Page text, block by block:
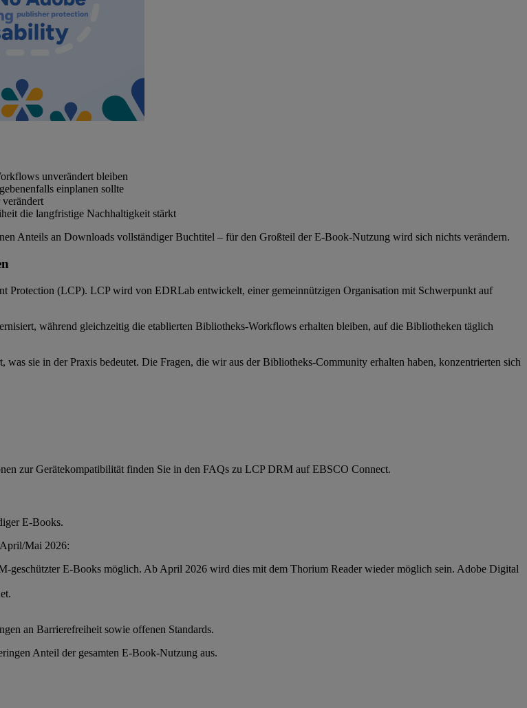
unverändert bleiben
einplanen sollte
die langfristige Nachhaltigkeit stärkt
Anteils an Downloads vollständiger Buchtitel – für den Großteil der E-Book-Nutzung wird sich nichts verändern.
(LCP). LCP wird von EDRLab entwickelt, einer gemeinnützigen Organisation mit Schwerpunkt auf
während gleichzeitig die etablierten Bibliotheks-Workflows erhalten bleiben, auf die Bibliotheken täglich
sie in der Praxis bedeutet. Die Fragen, die wir aus der Bibliotheks-Community erhalten haben, konzentrierten sich
zur Gerätekompatibilität finden Sie in den FAQs zu LCP DRM auf EBSCO Connect.
E-Books.
Mai 2026:
E-Books möglich. Ab April 2026 wird dies mit dem Thorium Reader wieder möglich sein. Adobe Digital
an Barrierefreiheit sowie offenen Standards.
Anteil der gesamten E-Book-Nutzung aus.